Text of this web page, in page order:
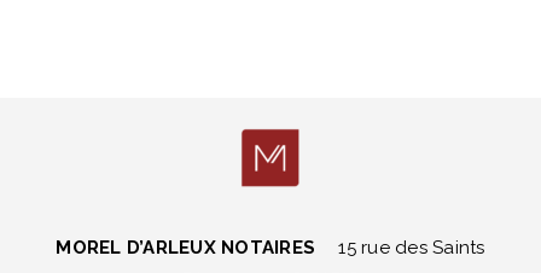
MOREL D’ARLEUX NOTAIRES
15 rue des Saints